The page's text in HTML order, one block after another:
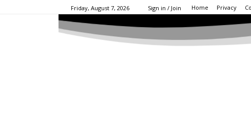
Friday, August 7, 2026 Sign in / Join Home Privacy